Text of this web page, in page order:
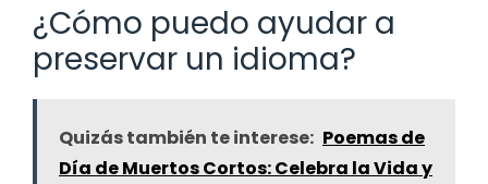
¿Cómo puedo ayudar a
preservar un idioma?
Quizás también te interese: Poemas de
Día de Muertos Cortos: Celebra la Vida y